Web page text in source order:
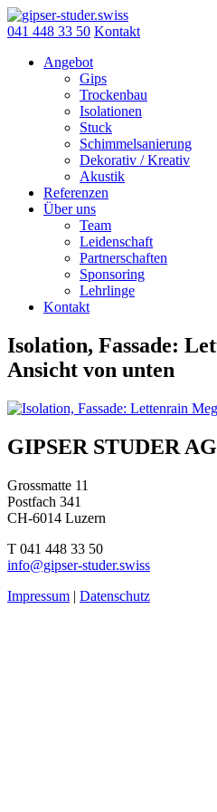
Skip
to
041 448 33 50 Kontakt
Angebot
Gips
Trockenbau
Isolationen
Stuck
Schimmelsanierung
Dekorativ / Kreativ
Akustik
Referenzen
Über uns
Team
Leidenschaft
Partnerschaften
Sponsoring
Lehrlinge
Kontakt
Isolation, Fassade:
Ansicht von unten
Beitragsnavigation
GIPSER STUDER AG
Grossmatte 11
Postfach 341
CH-6014 Luzern
T 041 448 33 50
info@gipser-studer.swiss
Impressum | Datenschutz